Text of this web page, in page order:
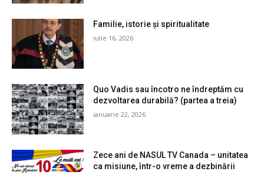
Familie, istorie și spiritualitate
iulie 16, 2026
Quo Vadis sau încotro ne îndreptăm cu
dezvoltarea durabilă? (partea a treia)
ianuarie 22, 2026
Zece ani de NASUL TV Canada – unitatea
ca misiune, într-o vreme a dezbinării